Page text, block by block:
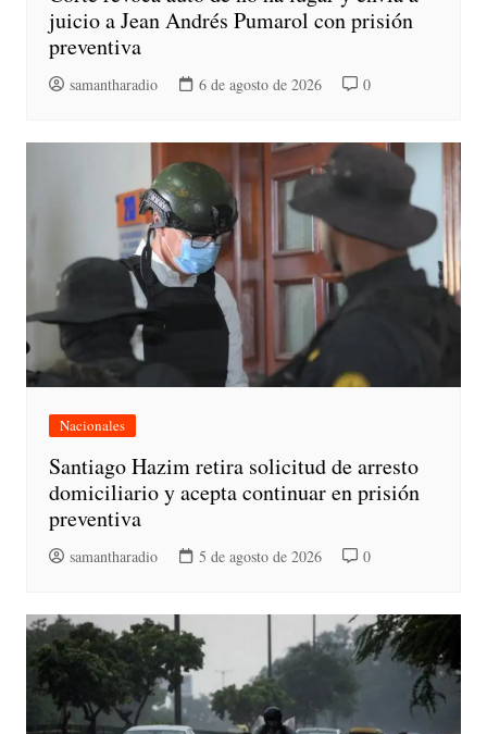
juicio a Jean Andrés Pumarol con prisión
preventiva
samantharadio 6 de agosto de 2026 0
Nacionales
Santiago Hazim retira solicitud de arresto
domiciliario y acepta continuar en prisión
preventiva
samantharadio 5 de agosto de 2026 0